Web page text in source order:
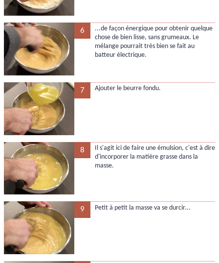
6
...de façon énergique pour obtenir quelque
chose de bien lisse, sans grumeaux. Le
mélange pourrait très bien se fait au
batteur électrique.
7 Ajouter le beurre fondu.
8
Il s'agit ici de faire une émulsion, c'est à dire
d'incorporer la matière grasse dans la
masse.
9 Petit à petit la masse va se durcir...